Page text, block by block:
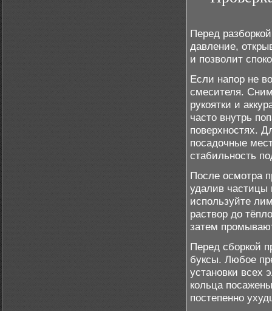
Перед
давление,
и позволит
Если напор не
смесителя.
рукоятки и
часто внутрь
поверхностях.
посадочные
стабильность
После осмотра
удалив частицы
используйте
раствор до
затем
Перед сборкой
буксы. Любое
установки всех
кольца
постепенно